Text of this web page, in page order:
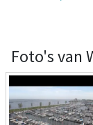
Foto's van